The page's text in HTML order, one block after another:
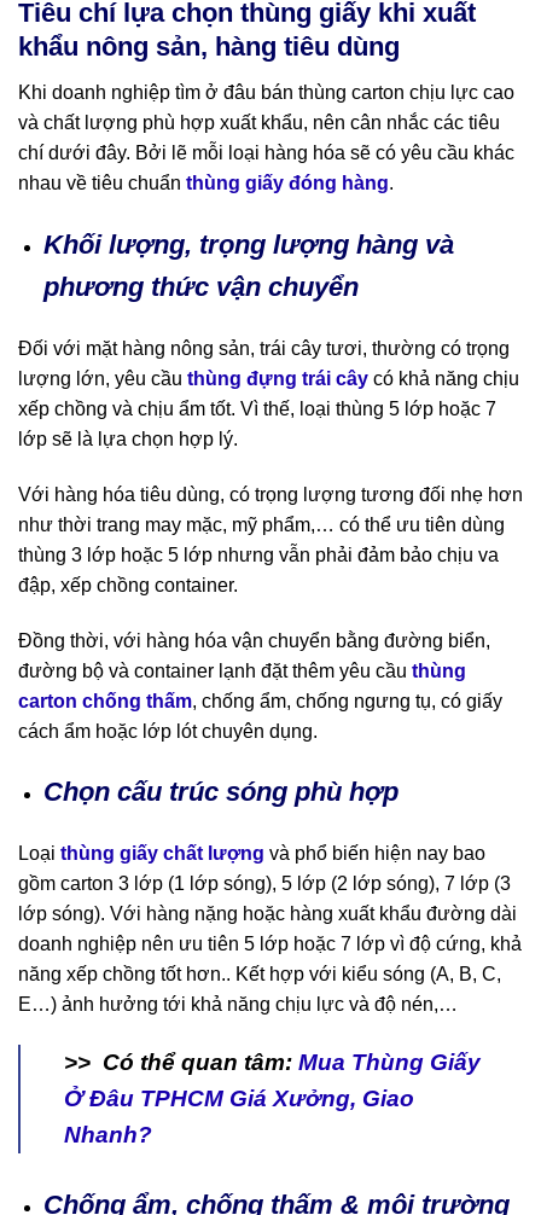
Tiêu chí lựa chọn thùng giấy khi xuất
khẩu nông sản, hàng tiêu dùng
Khi doanh nghiệp tìm ở đâu bán thùng carton chịu lực cao
và chất lượng phù hợp xuất khẩu, nên cân nhắc các tiêu
chí dưới đây. Bởi lẽ mỗi loại hàng hóa sẽ có yêu cầu khác
nhau về tiêu chuẩn thùng giấy đóng hàng.
Khối lượng, trọng lượng hàng và
phương thức vận chuyển
Đối với mặt hàng nông sản, trái cây tươi, thường có trọng
lượng lớn, yêu cầu thùng đựng trái cây có khả năng chịu
xếp chồng và chịu ẩm tốt. Vì thế, loại thùng 5 lớp hoặc 7
lớp sẽ là lựa chọn hợp lý.
Với hàng hóa tiêu dùng, có trọng lượng tương đối nhẹ hơn
như thời trang may mặc, mỹ phẩm,… có thể ưu tiên dùng
thùng 3 lớp hoặc 5 lớp nhưng vẫn phải đảm bảo chịu va
đập, xếp chồng container.
Đồng thời, với hàng hóa vận chuyển bằng đường biển,
đường bộ và container lạnh đặt thêm yêu cầu thùng
carton chống thấm, chống ẩm, chống ngưng tụ, có giấy
cách ẩm hoặc lớp lót chuyên dụng.
Chọn cấu trúc sóng phù hợp
Loại thùng giấy chất lượng và phổ biến hiện nay bao
gồm carton 3 lớp (1 lớp sóng), 5 lớp (2 lớp sóng), 7 lớp (3
lớp sóng). Với hàng nặng hoặc hàng xuất khẩu đường dài
doanh nghiệp nên ưu tiên 5 lớp hoặc 7 lớp vì độ cứng, khả
năng xếp chồng tốt hơn.. Kết hợp với kiểu sóng (A, B, C,
E…) ảnh hưởng tới khả năng chịu lực và độ nén,…
>> Có thể quan tâm: Mua Thùng Giấy
Ở Đâu TPHCM Giá Xưởng, Giao
Nhanh?
Chống ẩm, chống thấm & môi trường